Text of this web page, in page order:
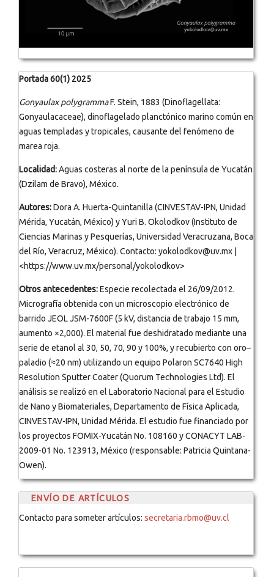
Portada 60(1) 2025
Gonyaulax polygrammaF. Stein, 1883 (Dinoflagellata:
Gonyaulacaceae), dinoflagelado planctónico marino común en
aguas templadas y tropicales, causante del fenómeno de
marea roja.
Localidad:Aguas costeras al norte de la península de Yucatán
(Dzilam de Bravo), México.
Autores:Dora A. Huerta-Quintanilla (CINVESTAV-IPN, Unidad
Mérida, Yucatán, México) y Yuri B. Okolodkov (Instituto de
Ciencias Marinas y Pesquerías, Universidad Veracruzana, Boca
del Río, Veracruz, México). Contacto: yokolodkov@uv.mx |
<https://www.uv.mx/personal/yokolodkov>
Otros antecedentes:Especie recolectada el 26/09/2012.
Micrografía obtenida con un microscopio electrónico de
barrido JEOL JSM-7600F (5 kV, distancia de trabajo 15 mm,
aumento ×2,000). El material fue deshidratado mediante una
serie de etanol al 30, 50, 70, 90 y 100%, y recubierto con oro–
paladio (≈20 nm) utilizando un equipo Polaron SC7640 High
Resolution Sputter Coater (Quorum Technologies Ltd). El
análisis se realizó en el Laboratorio Nacional para el Estudio
de Nano y Biomateriales, Departamento de Física Aplicada,
CINVESTAV-IPN, Unidad Mérida. El estudio fue financiado por
los proyectos FOMIX-Yucatán No. 108160 y CONACYT LAB-
2009-01 No. 123913, México (responsable: Patricia Quintana-
Owen).
ENVÍO DE ARTÍCULOS
Contacto para someter artículos: secretaria.rbmo@uv.cl